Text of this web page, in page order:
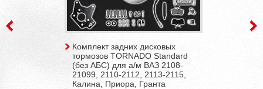
Комплект задних дисковых
тормозов TORNADO Standard
(без АБС) для а/м ВАЗ 2108-
21099, 2110-2112, 2113-2115,
Калина, Приора, Гранта